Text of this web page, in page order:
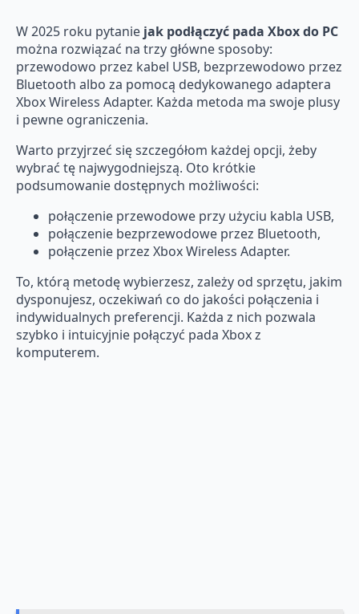
W 2025 roku pytanie jak podłączyć pada Xbox do PC
można rozwiązać na trzy główne sposoby:
przewodowo przez kabel USB, bezprzewodowo przez
Bluetooth albo za pomocą dedykowanego adaptera
Xbox Wireless Adapter. Każda metoda ma swoje plusy
i pewne ograniczenia.
Warto przyjrzeć się szczegółom każdej opcji, żeby
wybrać tę najwygodniejszą. Oto krótkie
podsumowanie dostępnych możliwości:
połączenie przewodowe przy użyciu kabla USB,
połączenie bezprzewodowe przez Bluetooth,
połączenie przez Xbox Wireless Adapter.
To, którą metodę wybierzesz, zależy od sprzętu, jakim
dysponujesz, oczekiwań co do jakości połączenia i
indywidualnych preferencji. Każda z nich pozwala
szybko i intuicyjnie połączyć pada Xbox z
komputerem.